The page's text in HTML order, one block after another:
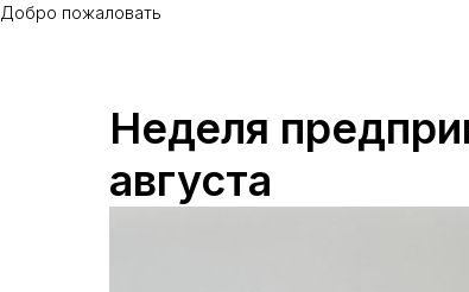
Добро пожаловать
Неделя
августа